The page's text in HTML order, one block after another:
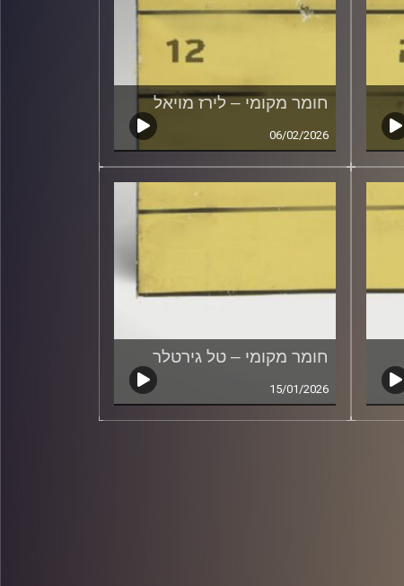
חומר מקומי – לירז מויאל
06/02/2026
חומר מקומי – טל גירטלר
15/01/2026